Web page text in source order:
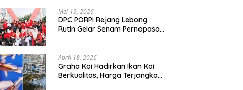
Mei 19, 2026
DPC PORPI Rejang Lebong
Rutin Gelar Senam Pernapasan
April 18, 2026
Graha Koi Hadirkan Ikan Koi
Berkualitas, Harga Terjangkau